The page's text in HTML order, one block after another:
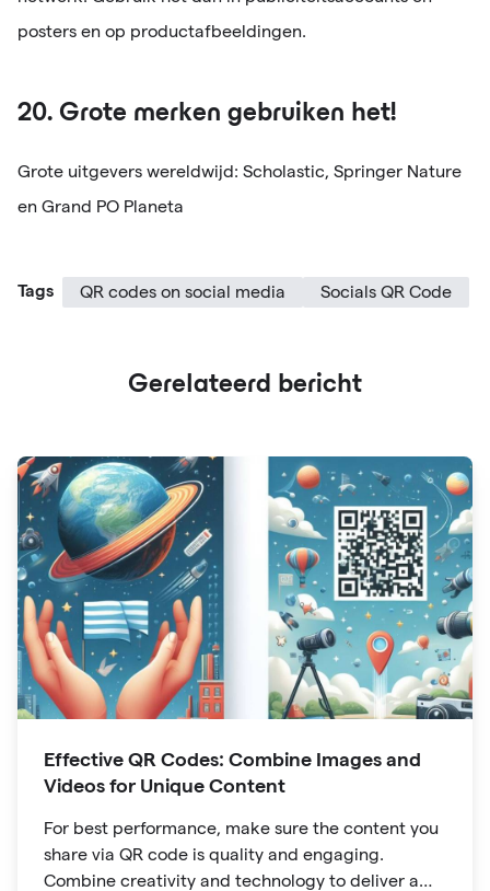
posters en op productafbeeldingen.
20. Grote merken gebruiken het!
Grote uitgevers wereldwijd: Scholastic, Springer Nature
en Grand PO Planeta
Tags QR codes on social media Socials QR Code
Gerelateerd bericht
Effective QR Codes: Combine Images and
Videos for Unique Content
For best performance, make sure the content you
share via QR code is quality and engaging.
Combine creativity and technology to deliver a